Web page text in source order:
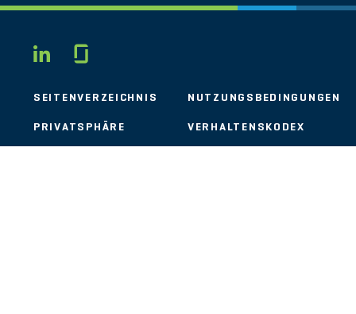
LINKEDIN
SEITENVERZEICHNIS NUTZUNGSBEDINGUNGEN
PRIVATSPHÄRE VERHALTENSKODEX